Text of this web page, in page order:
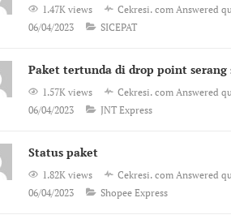
1.47K views Cekresi. com Answered
06/04/2023
SICEPAT
Paket tertunda di drop point serang
1.57K views Cekresi. com Answered
06/04/2023
JNT Express
Status paket
1.82K views Cekresi. com Answered
06/04/2023
Shopee Express